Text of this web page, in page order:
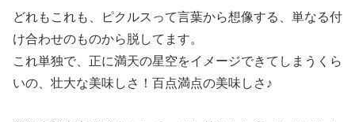
どれもこれも、ピクルスって言葉から想像する、単なる付
け合わせのものから脱してます。
これ単独で、正に満天の星空をイメージできてしまうくら
いの、壮大な美味しさ！百点満点の美味しさ♪